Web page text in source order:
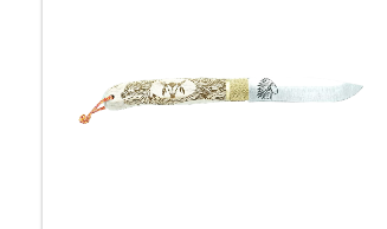
options